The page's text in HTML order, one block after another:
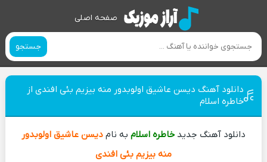
صفحه اصلی
جستجو
دانلود آهنگ دیسن عاشیق اولوبدور منه بیزیم بئی افندی از
خاطره اسلام
دانلود آهنگ جدیدخاطره اسلام به نام دیسن عاشیق اولوبدور
منه بیزیم بئی افندی